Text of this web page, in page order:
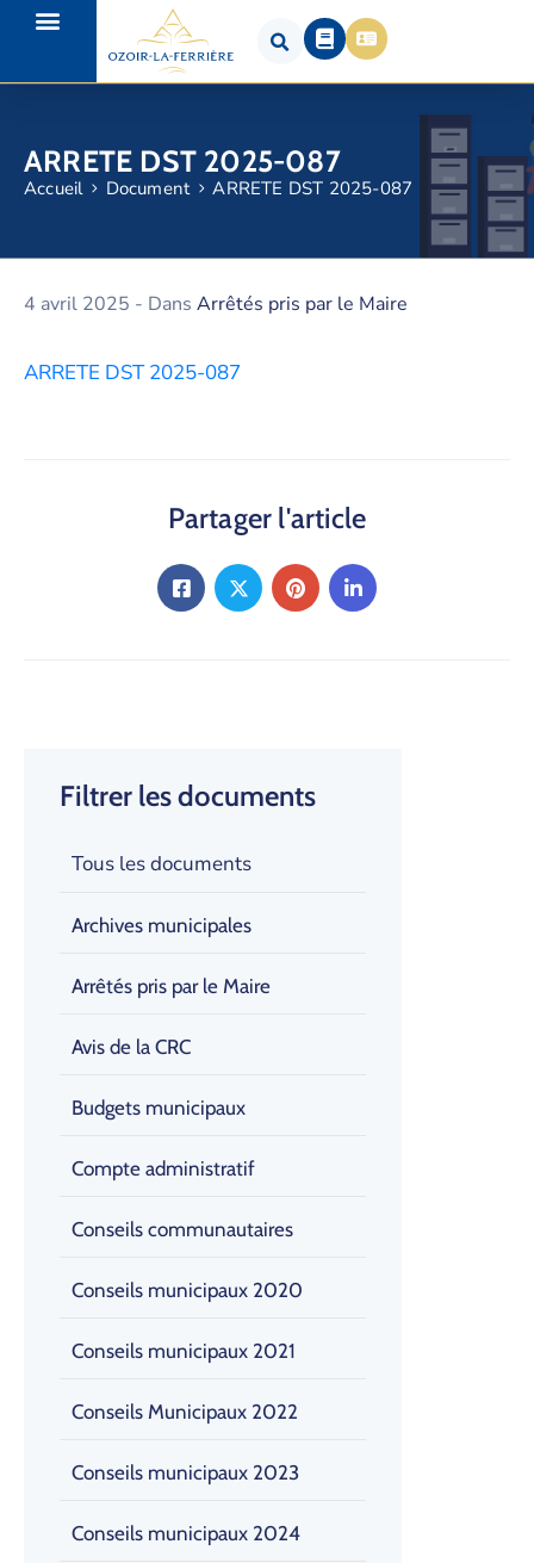
ARRETE DST 2025-087
Accueil Document ARRETE DST 2025-087
Filtrer les documents
Tous les documents
Archives municipales
Arrêtés pris par le Maire
Avis de la CRC
Budgets municipaux
Compte administratif
Conseils communautaires
Conseils municipaux 2020
Conseils municipaux 2021
Conseils Municipaux 2022
Conseils municipaux 2023
Conseils municipaux 2024
4 avril 2025 - Dans Arrêtés pris par le Maire
ARRETE DST 2025-087
Partager l'article